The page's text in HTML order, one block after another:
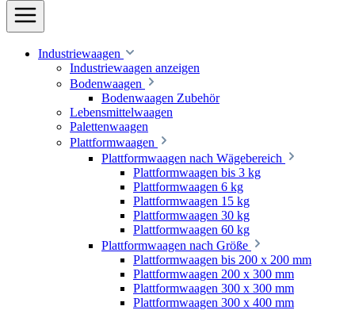
Industriewaagen
Industriewaagen anzeigen
Bodenwaagen
Bodenwaagen Zubehör
Lebensmittelwaagen
Palettenwaagen
Plattformwaagen
Plattformwaagen nach Wägebereich
Plattformwaagen bis 3 kg
Plattformwaagen 6 kg
Plattformwaagen 15 kg
Plattformwaagen 30 kg
Plattformwaagen 60 kg
Plattformwaagen nach Größe
Plattformwaagen bis 200 x 200 mm
Plattformwaagen 200 x 300 mm
Plattformwaagen 300 x 300 mm
Plattformwaagen 300 x 400 mm